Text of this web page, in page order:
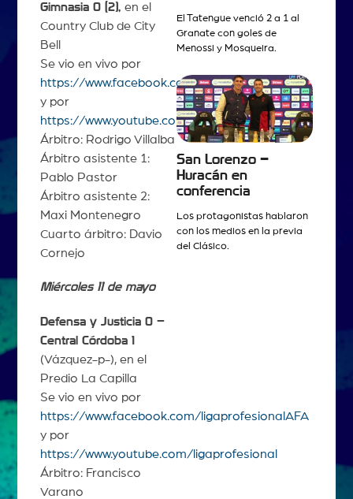
Gimnasia 0 (2), en el
Country Club de City
Bell
Se vio en vivo por
https://www.facebook.com/ligaprofesionalAFA
y por
https://www.youtube.com/ligaprofesional
Árbitro: Rodrigo Villalba
Árbitro asistente 1:
Pablo Pastor
Árbitro asistente 2:
Maxi Montenegro
Cuarto árbitro: Davio
Cornejo
Miércoles 11 de mayo
Defensa y Justicia 0 –
Central Córdoba 1
(Vázquez-p-), en el
Predio La Capilla
Se vio en vivo por
https://www.facebook.com/ligaprofesionalAFA
y por
https://www.youtube.com/ligaprofesional
Árbitro: Francisco
Varano
El Tatengue venció 2 a 1 al
Granate con goles de
Menossi y Mosqueira.
San Lorenzo –
Huracán en
conferencia
Los protagonistas hablaron
con los medios en la previa
del Clásico.